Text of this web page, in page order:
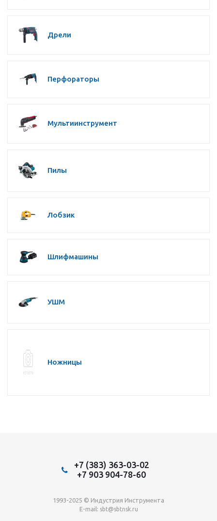
Дрели
Перфораторы
Мультиинструмент
Пилы
Лобзик
Шлифмашины
УШМ
Ножницы
+7 (383) 363-03-02
+7 903 904-78-60
1993-2025 © Индустрия Инструмента
E-mail: sbt@sbtnsk.ru